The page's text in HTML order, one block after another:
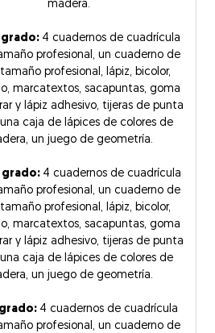
madera.
grado: 4 cuadernos de cuadrícula
profesional, un cuaderno de
profesional, lápiz, bicolor,
marcatextos, sacapuntas, goma
y lápiz adhesivo, tijeras de punta
caja de lápices de colores de
un juego de geometría.
grado: 4 cuadernos de cuadrícula
profesional, un cuaderno de
profesional, lápiz, bicolor,
marcatextos, sacapuntas, goma
y lápiz adhesivo, tijeras de punta
caja de lápices de colores de
un juego de geometría.
4 cuadernos de cuadrícula
profesional, un cuaderno de